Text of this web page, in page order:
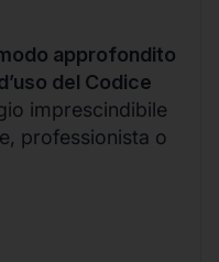
approfondito
del Codice
imprescindibile
professionista o